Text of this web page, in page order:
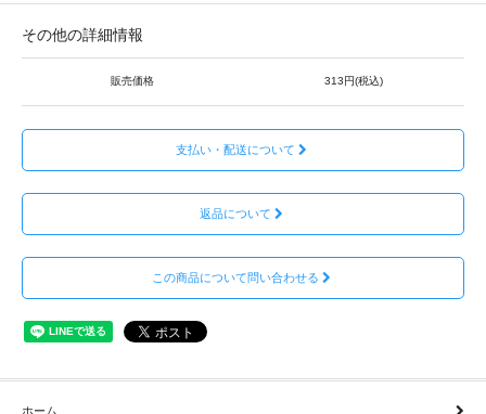
その他の詳細情報
販売価格 313円(税込)
支払い・配送について
返品について
この商品について問い合わせる
ホーム